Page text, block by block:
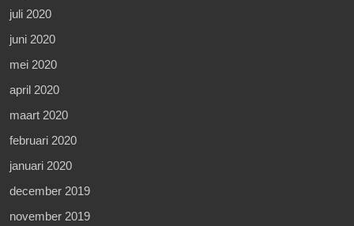
juli 2020
juni 2020
mei 2020
april 2020
maart 2020
februari 2020
januari 2020
december 2019
november 2019